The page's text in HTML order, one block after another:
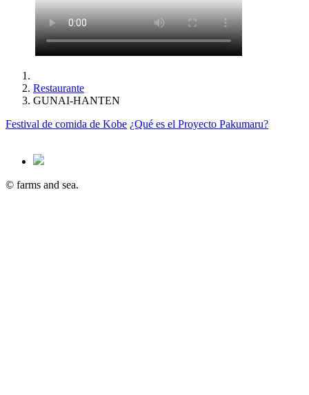
Restaurante
GUNAI-HANTEN
Festival de comida de Kobe ¿Qué es el Proyecto Pakumaru?
© farms and sea.